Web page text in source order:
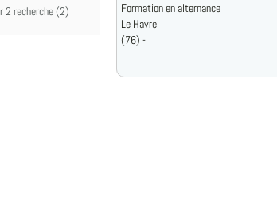
2 recherche (2)
Formation en alternance
Le Havre
(76) -